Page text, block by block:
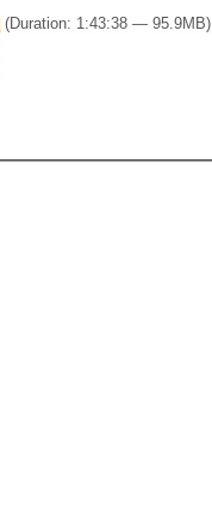
(Duration: 1:43:38 — 95.9MB)